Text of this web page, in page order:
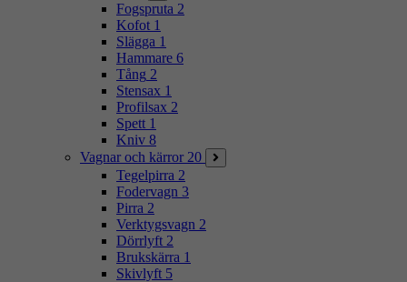
Fogspruta 2
Kofot 1
Slägga 1
Hammare 6
Tång 2
Stensax 1
Profilsax 2
Spett 1
Kniv 8
Vagnar och kärror 20
Tegelpirra 2
Fodervagn 3
Pirra 2
Verktygsvagn 2
Dörrlyft 2
Brukskärra 1
Skivlyft 5